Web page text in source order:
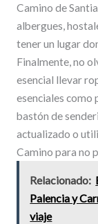
Camino de
albergues,
tener un lugar
Finalmente, no
esencial llevar
esenciales como
bastón de
actualizado o
Camino para no
Relacionado:
Palencia y
viaje